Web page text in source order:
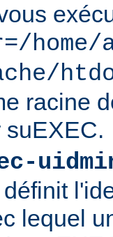
home/
racine
suEXEC.
lequel